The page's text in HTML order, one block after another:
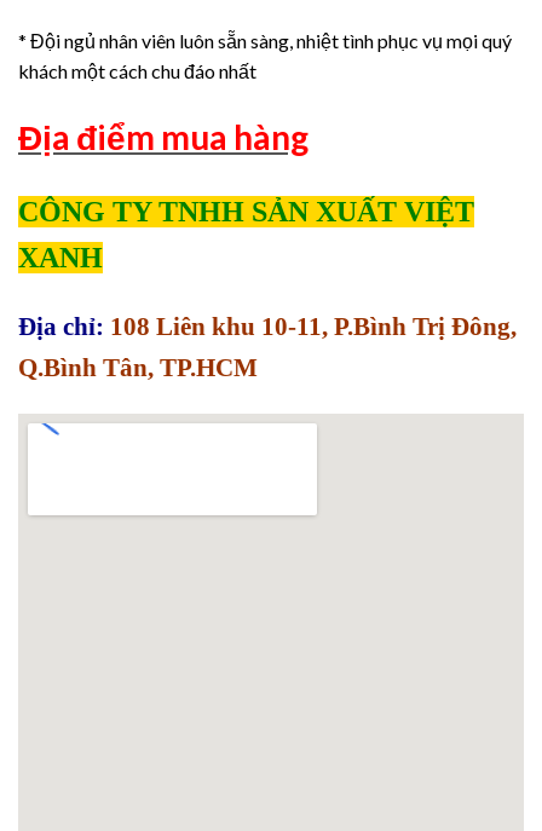
* Đội ngủ nhân viên luôn sẵn sàng, nhiệt tình phục vụ mọi quý
khách một cách chu đáo nhất
Địa điểm mua hàng
CÔNG TY TNHH SẢN XUẤT VIỆT
XANH
Địa chỉ: 108 Liên khu 10-11, P.Bình Trị Đông,
Q.Bình Tân, TP.HCM